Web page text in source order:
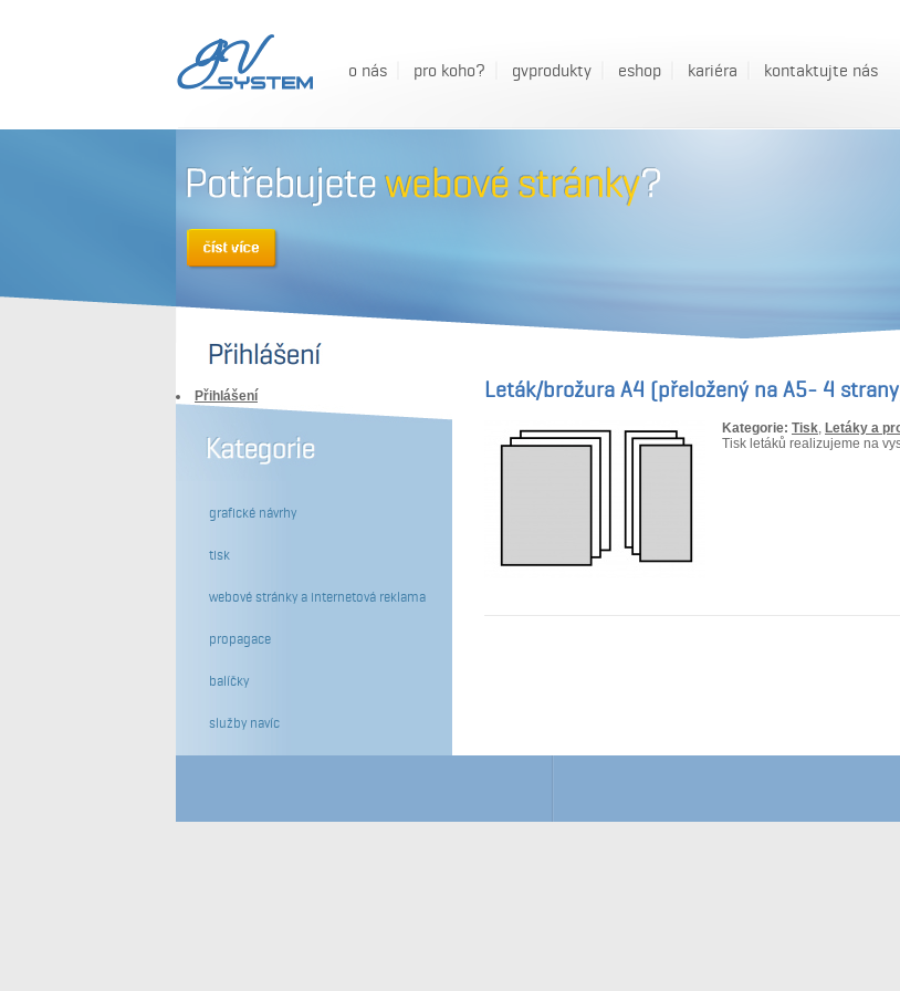
o nás pro koho? gvprodukty eshop kariéra kontaktujte nás
Leták/brožura A4 (přeložený na A5- 4
Kategorie: Tisk Letáky a
Tisk letáků realizujeme na
Přihlášení
grafické návrhy
tisk
webové stránky a internetová reklama
propagace
balíčky
služby navíc